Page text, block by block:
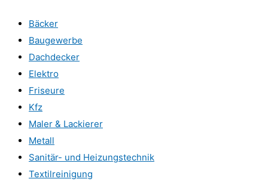
Bäcker
Baugewerbe
Dachdecker
Elektro
Friseure
Kfz
Maler & Lackierer
Metall
Sanitär- und Heizungstechnik
Textilreinigung